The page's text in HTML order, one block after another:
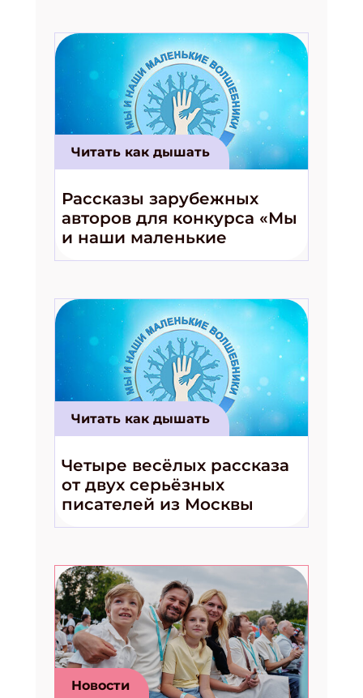
Читать как дышать
Рассказы зарубежных
авторов для конкурса «Мы
и наши маленькие
волшебники!»
Читать как дышать
Четыре весёлых рассказа
от двух серьёзных
писателей из Москвы
Новости